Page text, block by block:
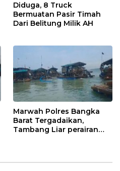
Diduga, 8 Truck
Bermuatan Pasir Timah
Dari Belitung Milik AH
Marwah Polres Bangka
Barat Tergadaikan,
Tambang Liar perairan